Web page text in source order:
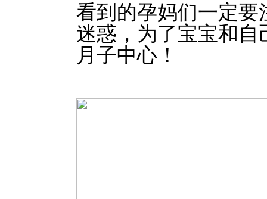
看到的孕妈们一定
迷惑，为了宝宝和
月子中心！